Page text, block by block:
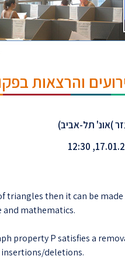
והרצאות
)אונ' תל-אביב)
triangles then it can be
mathematics.
property P satisfies a
insertions/deletions.